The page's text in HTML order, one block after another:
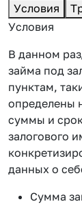
Условия
Условия
В данном
займа под
пунктам,
определены
суммы и
залогового
данных о
Сумма